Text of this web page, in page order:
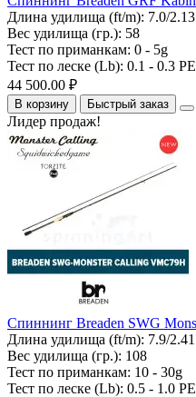
Длина удилища (ft/m): 7.0/2.13
Вес удилища (гр.): 58
Тест по приманкам: 0 - 5g
Тест по леске (Lb): 0.1 - 0.3 PE
44 500.00 ₽
В корзину Быстрый заказ
Лидер продаж!
Спиннинг Breaden SWG
Длина удилища (ft/m): 7.9/2.41
Вес удилища (гр.): 108
Тест по приманкам: 10 - 30g
Тест по леске (Lb): 0.5 - 1.0 PE